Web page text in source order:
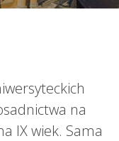
na
IX wiek. Sama